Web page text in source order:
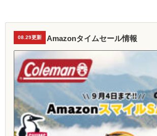
08.29更新 Amazonタイムセール情報